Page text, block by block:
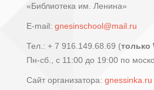
«Библиотека им. Ленина»
E-mail: gnesinschool@mail.ru
Тел.: + 7 916.149.68.69 (только
Пн-сб., с 11:00 до 19:00 по
Сайт организатора: gnessinka.ru